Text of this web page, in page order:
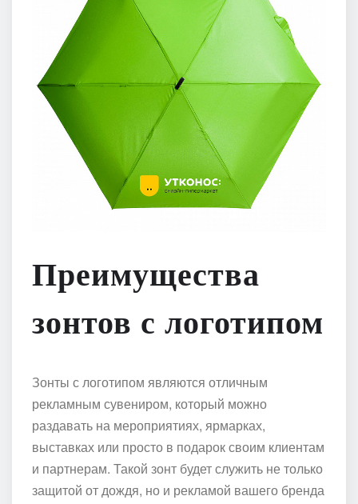
Преимущества
зонтов с логотипом
Зонты с логотипом являются отличным
рекламным сувениром, который можно
раздавать на мероприятиях, ярмарках,
выставках или просто в подарок своим клиентам
и партнерам. Такой зонт будет служить не только
защитой от дождя, но и рекламой вашего бренда